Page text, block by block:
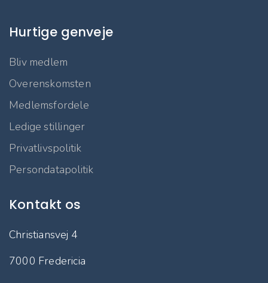
Hurtige genveje
Bliv medlem
Overenskomsten
Medlemsfordele
Ledige stillinger
Privatlivspolitik
Persondatapolitik
Kontakt os
Christiansvej 4
7000 Fredericia